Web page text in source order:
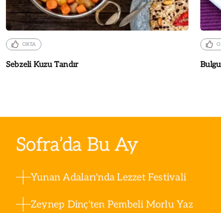
ORTA
Sebzeli Kuzu Tandır
Sofra’da Bu Ay
Yunan Adaları'nda Lezzet Festivali
Zeynep Dinç'ten Pembeli Morlu Yaz